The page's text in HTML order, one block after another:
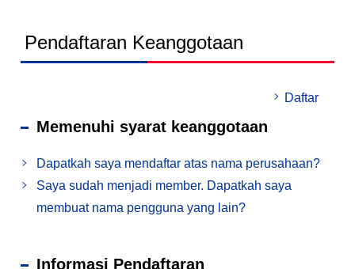
Pendaftaran Keanggotaan
Daftar
Memenuhi syarat keanggotaan
Dapatkah saya mendaftar atas nama perusahaan?
Saya sudah menjadi member. Dapatkah saya
membuat nama pengguna yang lain?
Informasi Pendaftaran